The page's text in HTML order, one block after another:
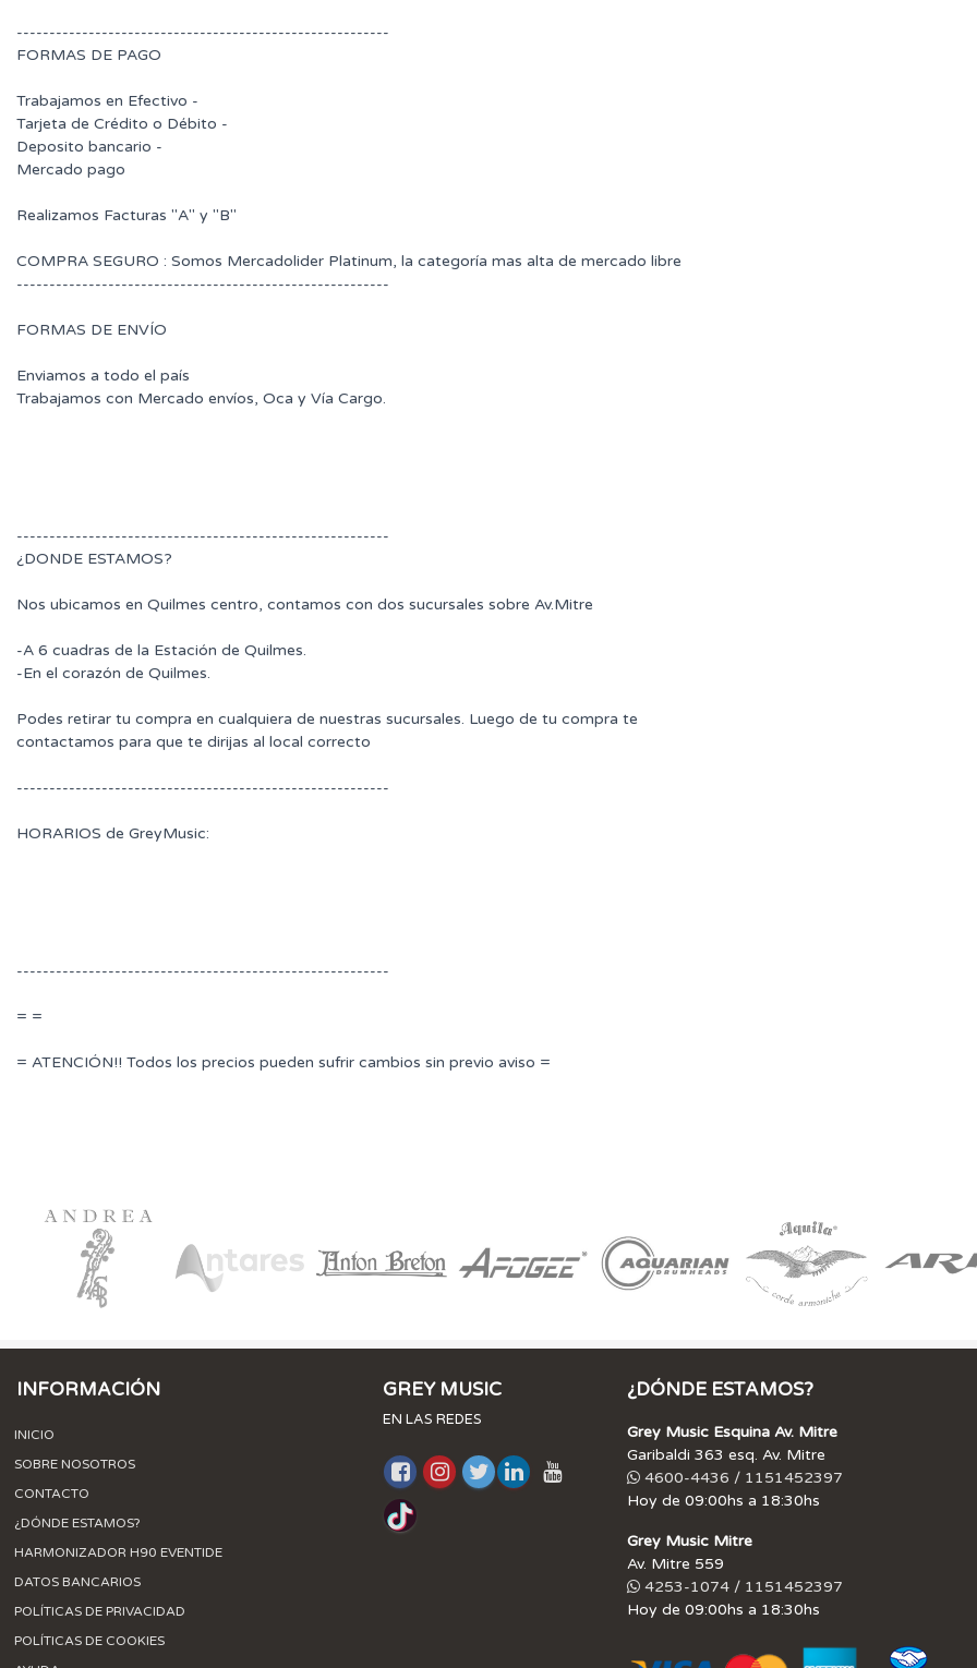
---------------------------------------------------------
FORMAS DE PAGO
Trabajamos en Efectivo -
Tarjeta de Crédito o Débito -
Deposito bancario -
Mercado pago
Realizamos Facturas "A" y "B"
COMPRA SEGURO : Somos Mercadolider Platinum, la categoría mas alta de mercado libre
---------------------------------------------------------
FORMAS DE ENVÍO
Enviamos a todo el país
Trabajamos con Mercado envíos, Oca y Vía Cargo.
---------------------------------------------------------
¿DONDE ESTAMOS?
Nos ubicamos en Quilmes centro, contamos con dos sucursales sobre Av.Mitre
-A 6 cuadras de la Estación de Quilmes.
-En el corazón de Quilmes.
Podes retirar tu compra en cualquiera de nuestras sucursales. Luego de tu compra te
contactamos para que te dirijas al local correcto
---------------------------------------------------------
HORARIOS de GreyMusic:
---------------------------------------------------------
= =
= ATENCIÓN!! Todos los precios pueden sufrir cambios sin previo aviso =
INFORMACIÓN
INICIO
SOBRE NOSOTROS
CONTACTO
¿DÓNDE ESTAMOS?
HARMONIZADOR H90 EVENTIDE
DATOS BANCARIOS
POLÍTICAS DE PRIVACIDAD
POLÍTICAS DE COOKIES
GREY MUSIC
EN LAS REDES
¿DÓNDE ESTAMOS?
Grey Music Esquina Av. Mitre
Garibaldi 363 esq. Av. Mitre
4600-4436 / 1151452397
Hoy de 09:00hs a 18:30hs
Grey Music Mitre
Av. Mitre 559
4253-1074 / 1151452397
Hoy de 09:00hs a 18:30hs